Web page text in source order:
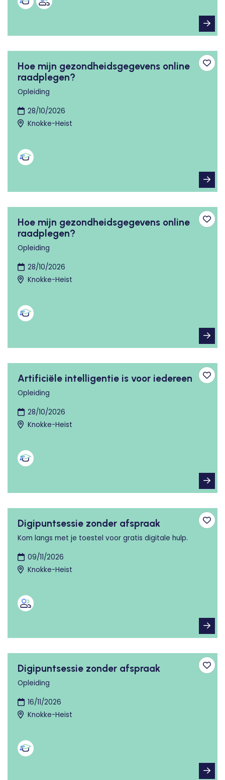
Hoe mijn gezondheidsgegevens online
raadplegen?
Opleiding
28/10/2026
Knokke-Heist
Hoe mijn gezondheidsgegevens online
raadplegen?
Opleiding
28/10/2026
Knokke-Heist
Artificiële intelligentie is voor iedereen
Opleiding
28/10/2026
Knokke-Heist
Digipuntsessie zonder afspraak
Kom langs met je toestel voor gratis digitale hulp.
09/11/2026
Knokke-Heist
Digipuntsessie zonder afspraak
Opleiding
16/11/2026
Knokke-Heist